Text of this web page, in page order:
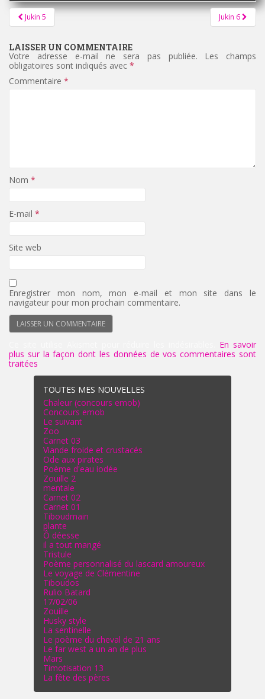
Pagination
d'article
Jukin 5 Jukin 6
LAISSER UN COMMENTAIRE
Votre adresse e-mail ne sera pas publiée.
Les champs
obligatoires sont indiqués avec *
Commentaire *
Nom *
E-mail *
Site web
Enregistrer mon nom, mon e-mail et mon site dans le
navigateur pour mon prochain commentaire.
En savoir
plus sur la façon dont les données de vos commentaires sont
traitées
TOUTES MES NOUVELLES
Chaleur (concours emob)
Concours emob
Le suivant
Zoo
Carnet 03
Viande froide et crustacés
Ode aux pirates
Poème d'eau iodée
Zouille 2
mentale
Carnet 02
Carnet 01
Tiboudmain
plante
Ô déesse
il a tout mangé
Tristule
Poème personnalisé du lascard amoureux
Le voyage de Clémentine
Tiboudos
Rulio Batard
17/02/06
Zouille
Husky style
La sentinelle
Le poème du cheval de 21 ans
Le far west a un an de plus
Mars
Timotisation 13
La fête des pères